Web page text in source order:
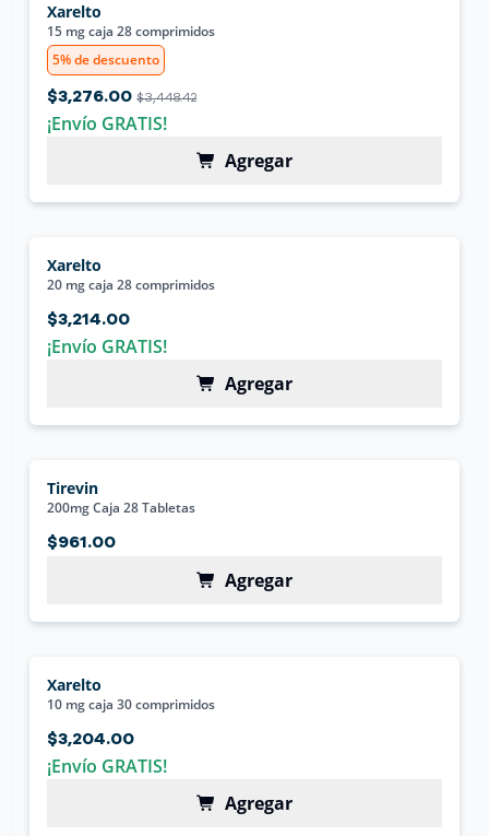
Xarelto
15 mg caja 28 comprimidos
5% de descuento
$3,276.00 $3,448.42
¡Envío GRATIS!
Agregar
Xarelto
20 mg caja 28 comprimidos
$3,214.00
¡Envío GRATIS!
Agregar
Tirevin
200mg Caja 28 Tabletas
$961.00
Agregar
Xarelto
10 mg caja 30 comprimidos
$3,204.00
¡Envío GRATIS!
Agregar